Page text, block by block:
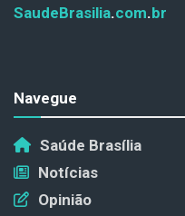
SaudeBrasilia.com.br
Navegue
Saúde Brasília
Notícias
Opinião